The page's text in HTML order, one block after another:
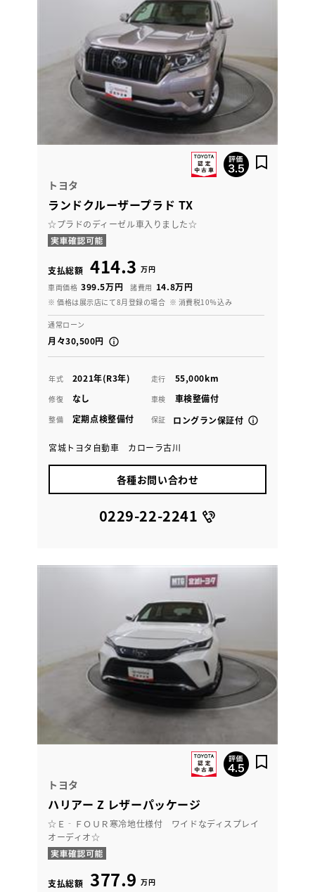
トヨタ
ランドクルーザープラド TX
☆プラドのディーゼル車入りました☆
支払総額 414.3 万円
車両価格 399.5万円 諸費用 14.8万円
※ 価格は展示店にて8月登録の場合 ※ 消費税10％込み
通常ローン
月々30,500円
年式 2021年(R3年) 走行 55,000km
修復 なし 車検 車検整備付
整備 定期点検整備付 保証 ロングラン保証付
宮城トヨタ自動車 カローラ古川
各種お問い合わせ
0229-22-2241
トヨタ
ハリアー Z レザーパッケージ
☆Ｅ‐ＦＯＵＲ寒冷地仕様付 ワイドなディスプレイ
オーディオ☆
支払総額 377.9 万円